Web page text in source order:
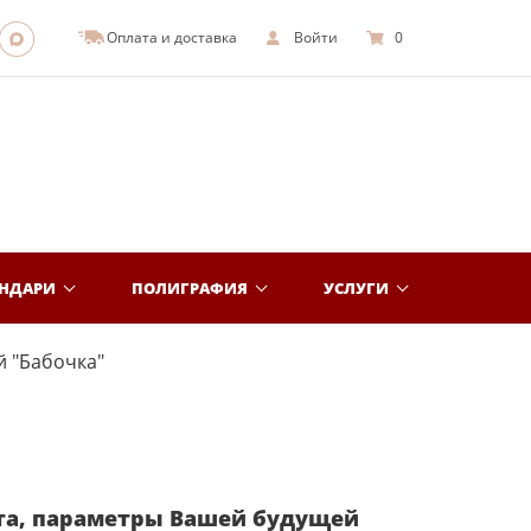
Оплата и доставка Войти 0
ПОЛИГРАФИЯ УСЛУГИ
"Бабочка"
параметры Вашей будущей